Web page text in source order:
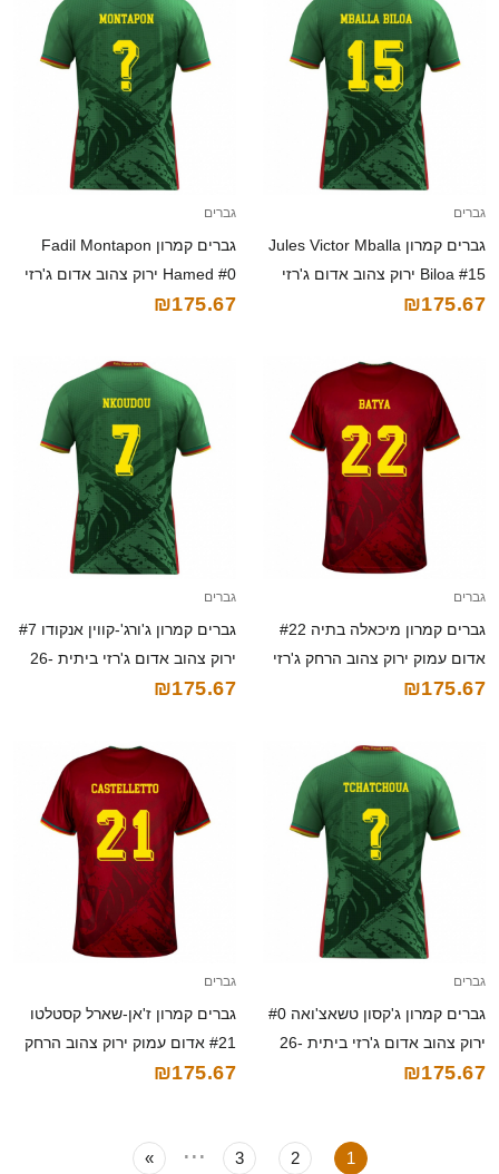
גברים
גברים קמרון Jules Victor Mballa
Biloa #15 ירוק צהוב אדום ג'רזי
ביתית 26-28 חולצה קצרה
₪175.67
גברים
גברים קמרון Fadil Montapon
Hamed #0 ירוק צהוב אדום ג'רזי
ביתית 26-28 חולצה קצרה
₪175.67
גברים
גברים קמרון מיכאלה בתיה #22
אדום עמוק ירוק צהוב הרחק ג'רזי
26-28 חולצה קצרה
₪175.67
גברים
גברים קמרון ג'ורג'-קווין אנקודו #7
ירוק צהוב אדום ג'רזי ביתית 26-
28 חולצה קצרה
₪175.67
גברים
גברים קמרון ג'קסון טשאצ'ואה #0
ירוק צהוב אדום ג'רזי ביתית 26-
28 חולצה קצרה
₪175.67
גברים
גברים קמרון ז'אן-שארל קסטלטו
#21 אדום עמוק ירוק צהוב הרחק
ג'רזי 26-28 חולצה קצרה
₪175.67
1
2
3
...
»